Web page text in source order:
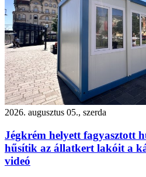
2026. augusztus 05., szerda
Jégkrém helyett fagyasztott
hűsítik az állatkert lakóit a
videó